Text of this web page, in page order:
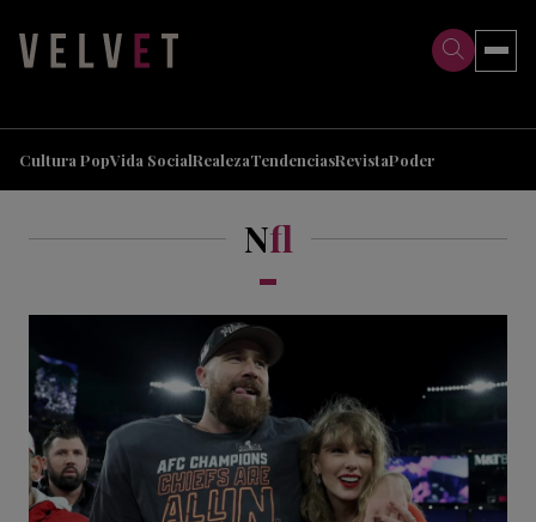
Cultura PopVida SocialRealezaTendenciasRevistaPoder
Nf